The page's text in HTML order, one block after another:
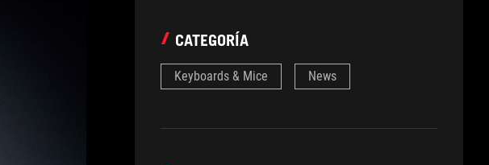
CATEGORÍA
Keyboards & Mice News